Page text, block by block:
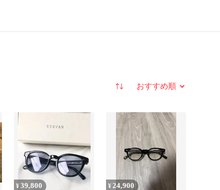
並び替え
¥39,800 ¥ 24,900